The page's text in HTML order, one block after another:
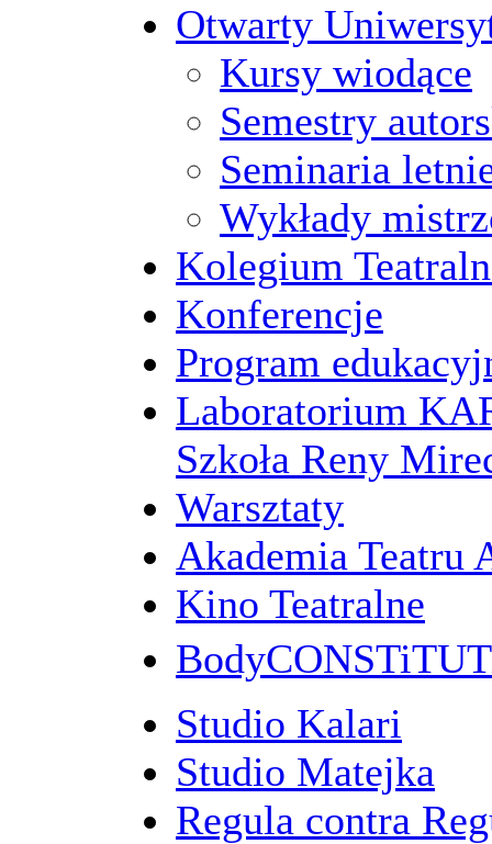
Otwarty
Kursy wiodące
Semestry
Seminaria
Wykłady
Kolegium
Konferencje
Program
Laboratorium
Szkoła Reny
Warsztaty
Akademia Teatru
Kino Teatralne
Studio Kalari
Studio Matejka
Regula contra